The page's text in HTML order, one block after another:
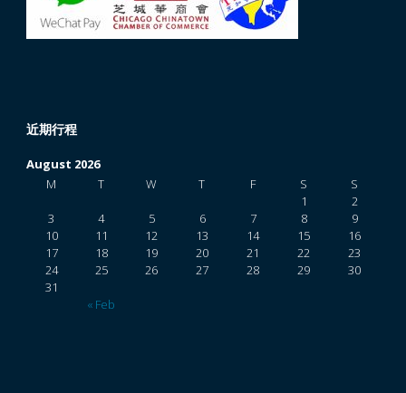
高
之
旅
7
日
近期行程
August 2026
M
T W T F S S
« Feb
1
2
3
4 5 6 7 8
9
10
11 12 13 14 15
16
17
18 19 20 21 22
23
24
25 26 27 28 29
30
31